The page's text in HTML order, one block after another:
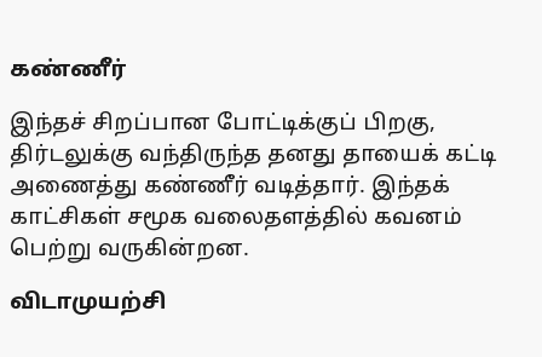
கண்ணீர்
இந்தச் சிறப்பான போட்டிக்குப் பிறகு,
திர்டலுக்கு வந்திருந்த தனது தாயைக் கட்டி
அணைத்து கண்ணீர் வடித்தார். இந்தக்
காட்சிகள் சமூக வலைதளத்தில் கவனம்
பெற்று வருகின்றன.
விடாமுயற்சி